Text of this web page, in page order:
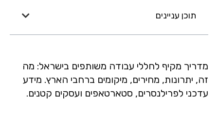
תוכן עניינים
מדריך מקיף לחללי עבודה משותפים בישראל: מה
זה, יתרונות, מחירים, מיקומים ברחבי הארץ. מידע
עדכני לפרילנסרים, סטארטאפים ועסקים קטנים.